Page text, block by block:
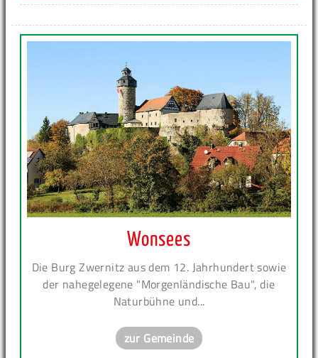
Wonsees
Die Burg Zwernitz aus dem 12. Jahrhundert sowie
der nahegelegene "Morgenländische Bau", die
Naturbühne und...
zur Gemeinde